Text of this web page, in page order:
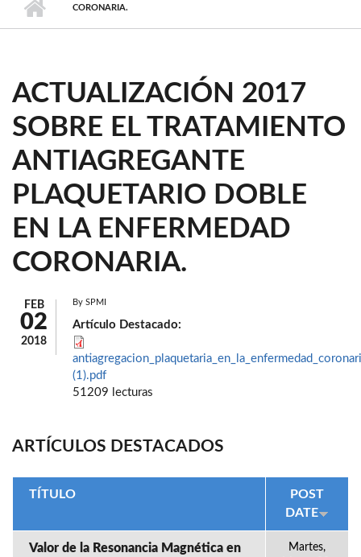
CORONARIA.
ACTUALIZACIÓN 2017
SOBRE EL TRATAMIENTO
ANTIAGREGANTE
PLAQUETARIO DOBLE
EN LA ENFERMEDAD
CORONARIA.
FEB
02
2018
By SPMI
Artículo Destacado:
(1).pdf
51209 lecturas
ARTÍCULOS DESTACADOS
TÍTULO
POST
DATE
Valor de la Resonancia Magnética en
Martes,